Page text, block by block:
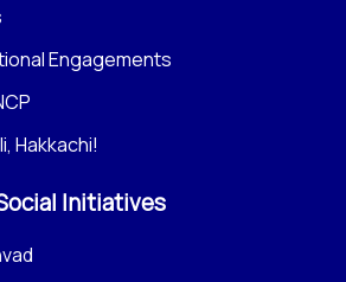
Engagements
Hakkachi!
Initiatives